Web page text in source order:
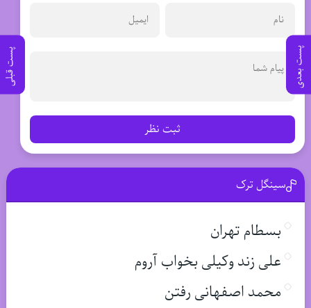
پست بعدی پست قبلی
ثبت نظر
سینگل ترک
بسطام تهران
علی زند وکیلی بخواب آروم
محمد اصفهانی رفتن